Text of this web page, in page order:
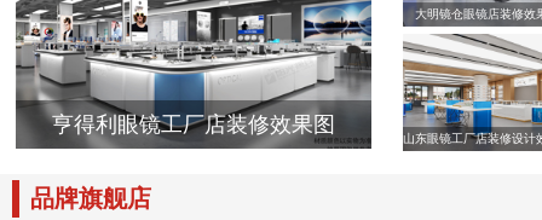
亨得利眼镜工厂店装修效果图
大明镜仓眼镜店装修效
山东眼镜工厂店装修设计
品牌旗舰店